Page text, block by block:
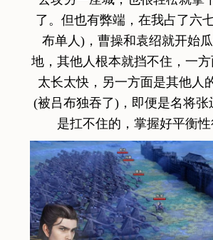
了。但也有弊端，在我占了六
布单人)，曹操和袁绍就开始
地，其他人根本就挡不住，一
太长太快，另一方面是其他人
(被吕布独吞了)，即便是名将张
是扛不住的，掌握好平衡性